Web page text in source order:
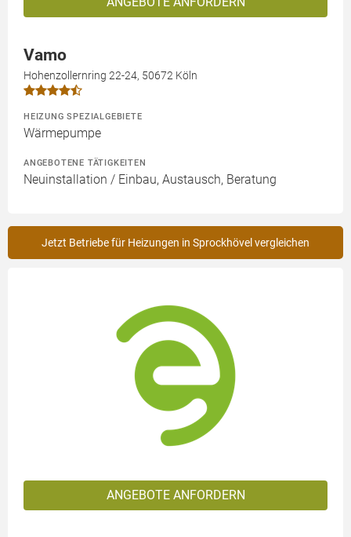
Vamo
Hohenzollernring 22-24, 50672 Köln
HEIZUNG SPEZIALGEBIETE
Wärmepumpe
ANGEBOTENE TÄTIGKEITEN
Neuinstallation / Einbau, Austausch, Beratung
Jetzt Betriebe für Heizungen in Sprockhövel vergleichen
ANGEBOTE ANFORDERN